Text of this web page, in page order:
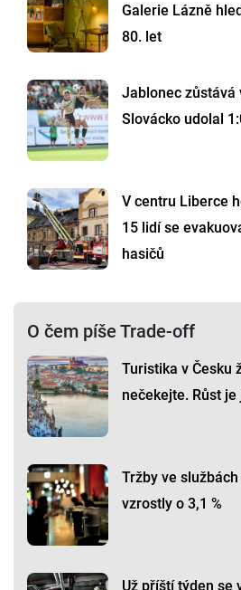
Galerie Lázně
80. let
Jablonec zůstává
Slovácko udolal
V centru Liberce
15 lidí se
hasičů
O čem píše Trade-off
Turistika v Česku
nečekejte. Růst
Tržby ve
vzrostly o 3,1 %
Už příští týden se